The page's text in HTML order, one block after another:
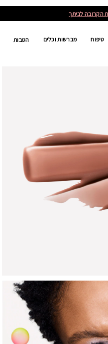
הקרובה לביתך
טיפוח מברשות וכלים הטבות